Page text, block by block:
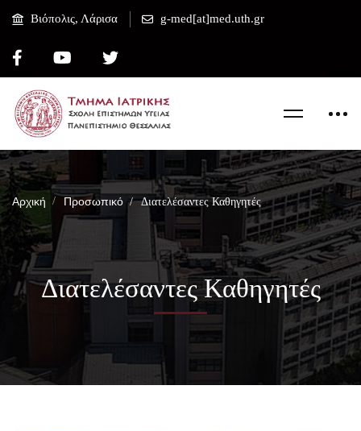
Βιόπολις, Λάρισα g-med[at]med.uth.gr
Αρχική Προσωπικό Διατελέσαντες Καθηγητές
Διατελέσαντες Καθηγητές